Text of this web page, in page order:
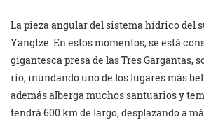
La pieza angular del sistema hídrico del
Yangtze. En estos momentos, se está
gigantesca presa de las Tres Gargantas,
río, inundando uno de los lugares más
además alberga muchos santuarios y
tendrá 600 km de largo, desplazando a